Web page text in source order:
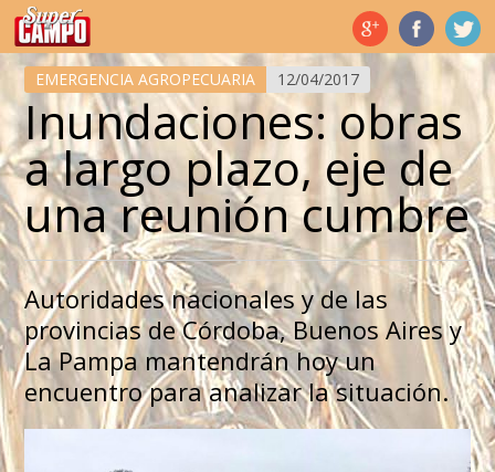
Temas de hoy
EMERGENCIA AGROPECUARIA 12/04/2017
Inundaciones: obras
a largo plazo, eje de
una reunión cumbre
Autoridades nacionales y de las
provincias de Córdoba, Buenos Aires y
La Pampa mantendrán hoy un
encuentro para analizar la situación.